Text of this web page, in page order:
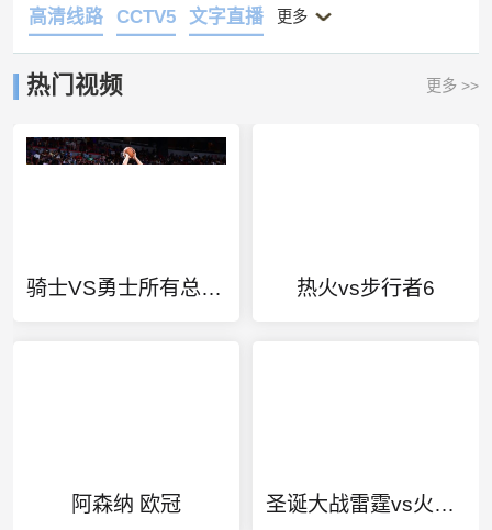
高清线路 CCTV5 文字直播 更多
热门视频 更多 >>
骑士VS勇士所有总决赛 热火vs步行者6
阿森纳 欧冠 圣诞大战雷霆vs火箭国语录像